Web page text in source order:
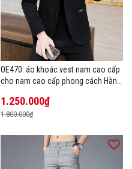
OE470: áo khoác vest nam cao cấp
cho nam cao cấp phong cách Hàn
1.250.000₫
1.800.000₫